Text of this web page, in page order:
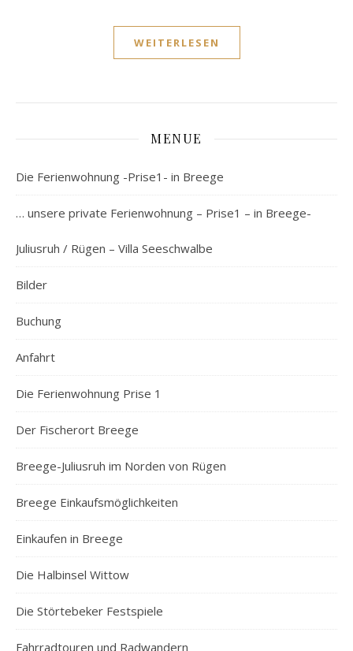
WEITERLESEN
MENUE
Die Ferienwohnung -Prise1- in Breege
… unsere private Ferienwohnung – Prise1 – in Breege-
Juliusruh / Rügen – Villa Seeschwalbe
Bilder
Buchung
Anfahrt
Die Ferienwohnung Prise 1
Der Fischerort Breege
Breege-Juliusruh im Norden von Rügen
Breege Einkaufsmöglichkeiten
Einkaufen in Breege
Die Halbinsel Wittow
Die Störtebeker Festspiele
Fahrradtouren und Radwandern